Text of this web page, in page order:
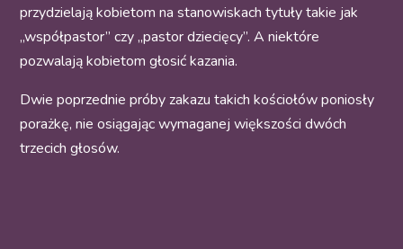
przydzielają kobietom na stanowiskach tytuły takie jak
„współpastor” czy „pastor dziecięcy”. A niektóre
pozwalają kobietom głosić kazania.
Dwie poprzednie próby zakazu takich kościołów poniosły
porażkę, nie osiągając wymaganej większości dwóch
trzecich głosów.